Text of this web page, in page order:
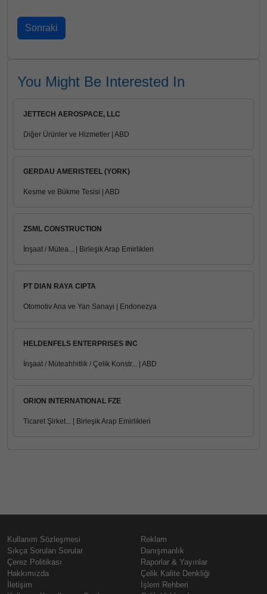
You Might Be Interested In
JETTECH AEROSPACE, LLC
Diğer Ürünler ve Hizmetler | ABD
GERDAU AMERISTEEL (YORK)
Kesme ve Bükme Tesisi | ABD
ZSML CONSTRUCTION
İnşaat / Mütea... | Birleşik Arap Emirlikleri
PT DIAN RAYA CIPTA
Otomotiv Ana ve Yan Sanayi | Endonezya
HELDENFELS ENTERPRISES INC
İnşaat / Müteahhitlik / Çelik Konstr... | ABD
ORION INTERNATIONAL FZE
Ticaret Şirket... | Birleşik Arap Emirlikleri
Kullanım Sözleşmesi
Sıkça Sorulan Sorular
Çerez Politikası
Hakkımızda
İletişim
Reklam
Danışmanlık
Raporlar & Yayınlar
Çelik Kalite Denkliği
İşlem Rehberi